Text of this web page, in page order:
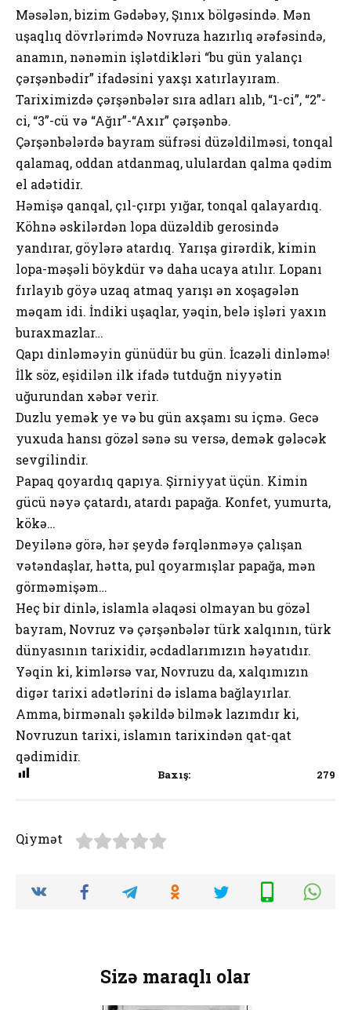
Məsələn, bizim Gədəbəy, Şınıx bölgəsində. Mən
uşaqlıq dövrlərimdə Novruza hazırlıq ərəfəsində,
anamın, nənəmin işlətdikləri “bu gün yalançı
çərşənbədir” ifadəsini yaxşı xatırlayıram.
Tariximizdə çərşənbələr sıra adları alıb, “1-ci”, “2”-
ci, “3”-cü və “Ağır”-“Axır” çərşənbə.
Çərşənbələrdə bayram süfrəsi düzəldilməsi, tonqal
qalamaq, oddan atdanmaq, ululardan qalma qədim
el adətidir.
Həmişə qanqal, çıl-çırpı yığar, tonqal qalayardıq.
Köhnə əskilərdən lopa düzəldib gerosində
yandırar, göylərə atardıq. Yarışa girərdik, kimin
lopa-məşəli böykdür və daha ucaya atılır. Lopanı
fırlayıb göyə uzaq atmaq yarışı ən xoşagələn
məqam idi. İndiki uşaqlar, yəqin, belə işləri yaxın
buraxmazlar…
Qapı dinləməyin günüdür bu gün. İcazəli dinləmə!
İlk söz, eşidilən ilk ifadə tutduğn niyyətin
uğurundan xəbər verir.
Duzlu yemək ye və bu gün axşamı su içmə. Gecə
yuxuda hansı gözəl sənə su versə, demək gələcək
sevgilindir.
Papaq qoyardıq qapıya. Şirniyyat üçün. Kimin
gücü nəyə çatardı, atardı papağa. Konfet, yumurta,
kökə…
Deyilənə görə, hər şeydə fərqlənməyə çalışan
vətəndaşlar, hətta, pul qoyarmışlar papağa, mən
görməmişəm…
Heç bir dinlə, islamla əlaqəsi olmayan bu gözəl
bayram, Novruz və çərşənbələr türk xalqının, türk
dünyasının tarixidir, əcdadlarımızın həyatıdır.
Yəqin ki, kimlərsə var, Novruzu da, xalqımızın
digər tarixi adətlərini də islama bağlayırlar.
Amma, birmənalı şəkildə bilmək lazımdır ki,
Novruzun tarixi, islamın tarixindən qat-qat
qədimidir.
Baxış: 279
Qiymət
Sizə maraqlı olar